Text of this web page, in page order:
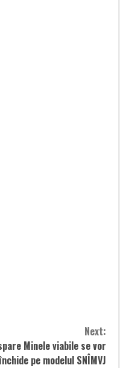
Next:
Minele viabile se vor
pe modelul SNÎMVJ